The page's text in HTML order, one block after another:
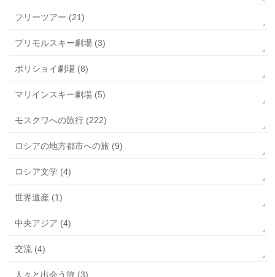
フリーツアー (21)
プリモルスキー劇場 (3)
ボリショイ劇場 (8)
マリインスキー劇場 (5)
モスクワへの旅行 (222)
ロシアの地方都市への旅 (9)
ロシア文学 (4)
世界遺産 (1)
中央アジア (4)
交流 (4)
人々と出会う旅 (3)